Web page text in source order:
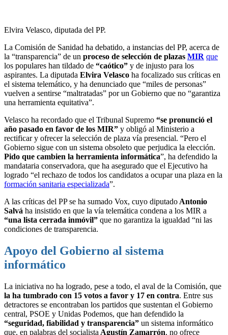
Elvira Velasco, diputada del PP.
La Comisión de Sanidad ha debatido, a instancias del PP, acerca de
la “transparencia” de un proceso de selección de plazas MIR que
los populares han tildado de “caótico” y de injusto para los
aspirantes. La diputada Elvira Velasco ha focalizado sus críticas en
el sistema telemático, y ha denunciado que “miles de personas”
vuelven a sentirse “maltratadas” por un Gobierno que no “garantiza
una herramienta equitativa”.
Velasco ha recordado que el Tribunal Supremo “se pronunció el
año pasado en favor de los MIR” y obligó al Ministerio a
rectificar y ofrecer la selección de plaza vía presencial. “Pero el
Gobierno sigue con un sistema obsoleto que perjudica la elección.
Pido que cambien la herramienta informática”, ha defendido la
mandataria conservadora, que ha asegurado que el Ejecutivo ha
logrado “el rechazo de todos los candidatos a ocupar una plaza en la
formación sanitaria especializada”.
A las críticas del PP se ha sumado Vox, cuyo diputado Antonio
Salvá ha insistido en que la vía telemática condena a los MIR a
“una lista cerrada inmóvil” que no garantiza la igualdad “ni las
condiciones de transparencia.
Apoyo del Gobierno al sistema
informático
La iniciativa no ha logrado, pese a todo, el aval de la Comisión, que
la ha tumbrado con 15 votos a favor y 17 en contra. Entre sus
detractores se encontraban los partidos que sustentan el Gobierno
central, PSOE y Unidas Podemos, que han defendido la
“seguridad, fiabilidad y transparencia” un sistema informático
que, en palabras del socialista Agustín Zamarrón, no ofrece